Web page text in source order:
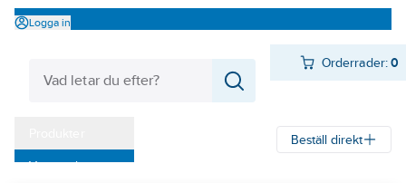
Logga in
Orderrader:0
Varumärken
Beställ direkt